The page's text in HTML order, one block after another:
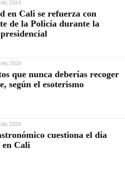
2026
en Cali se refuerza con
de la Policía durante la
2026
que nunca deberías recoger
según el esoterismo
2026
cuestiona el día
Cali